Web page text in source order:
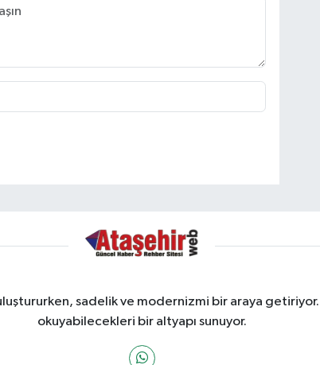
sadelik ve modernizmi bir araya getiriyor.
okuyabilecekleri bir altyapı sunuyor.